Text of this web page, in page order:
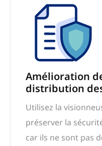
Amélioration
distribution
Utilisez la
préserver la
car ils ne sont pas